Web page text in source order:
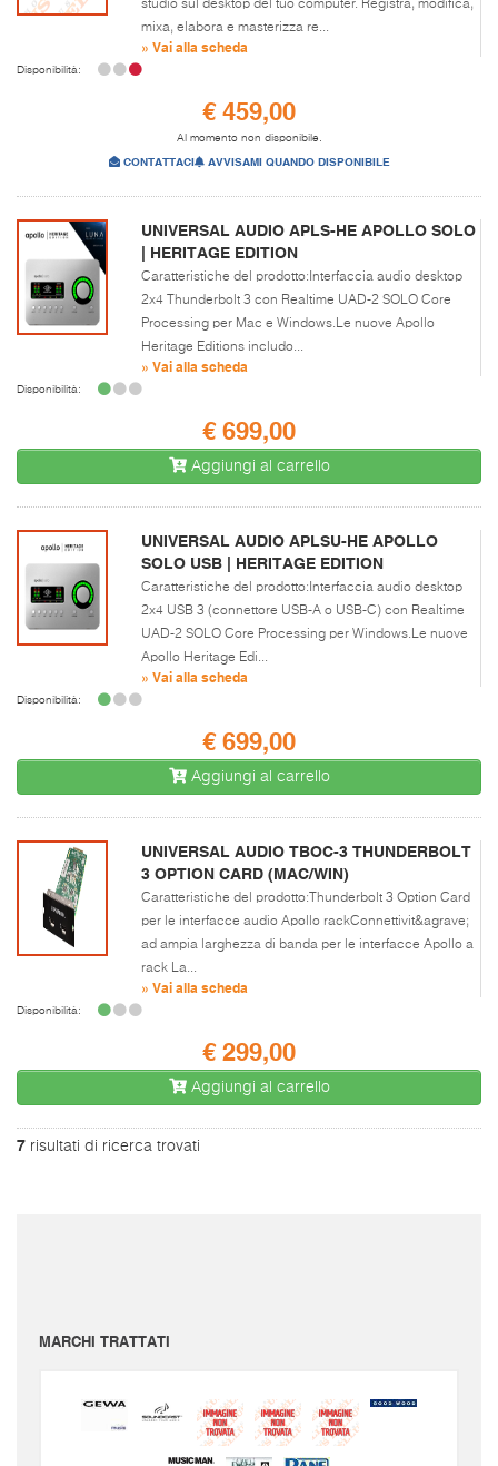
studio sul desktop del tuo computer. Registra, modifica,
mixa, elabora e masterizza re...
» Vai alla scheda
Disponibilità:
€ 459,00
Al momento non disponibile.
CONTATTACI AVVISAMI QUANDO DISPONIBILE
UNIVERSAL AUDIO APLS-HE APOLLO SOLO
| HERITAGE EDITION
Caratteristiche del prodotto:Interfaccia audio desktop
2x4 Thunderbolt 3 con Realtime UAD-2 SOLO Core
Processing per Mac e Windows.Le nuove Apollo
Heritage Editions includo...
» Vai alla scheda
Disponibilità:
€ 699,00
Aggiungi al carrello
UNIVERSAL AUDIO APLSU-HE APOLLO
SOLO USB | HERITAGE EDITION
Caratteristiche del prodotto:Interfaccia audio desktop
2x4 USB 3 (connettore USB-A o USB-C) con Realtime
UAD-2 SOLO Core Processing per Windows.Le nuove
Apollo Heritage Edi...
» Vai alla scheda
Disponibilità:
€ 699,00
Aggiungi al carrello
UNIVERSAL AUDIO TBOC-3 THUNDERBOLT
3 OPTION CARD (MAC/WIN)
Caratteristiche del prodotto:Thunderbolt 3 Option Card
per le interfacce audio Apollo rackConnettivit&agrave;
ad ampia larghezza di banda per le interfacce Apollo a
rack La...
» Vai alla scheda
Disponibilità:
€ 299,00
Aggiungi al carrello
7 risultati di ricerca trovati
MARCHI TRATTATI